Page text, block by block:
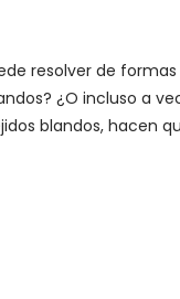
resolver de
¿O incluso a
blandos, hacen